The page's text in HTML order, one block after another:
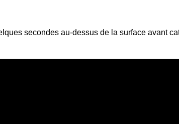
secondes au-dessus de la surface avant